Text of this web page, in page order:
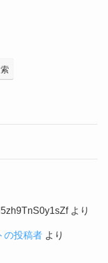
より
の投稿者より